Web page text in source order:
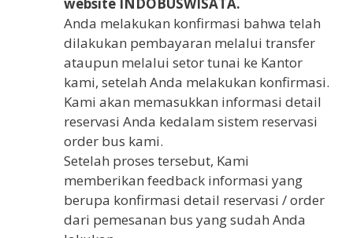
Anda melakukan konfirmasi bahwa telah
dilakukan pembayaran melalui transfer
ataupun melalui setor tunai ke Kantor
kami, setelah Anda melakukan konfirmasi.
Kami akan memasukkan informasi detail
reservasi Anda kedalam sistem reservasi
order bus kami.
Setelah proses tersebut, Kami
memberikan feedback informasi yang
berupa konfirmasi detail reservasi / order
dari pemesanan bus yang sudah Anda